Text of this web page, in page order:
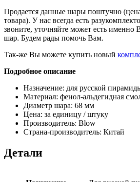
Продается данные шары поштучно
товара). У нас всегда есть
звоните, уточняйте может есть
шар. Будем рады помочь Вам.
Так-же Вы можете купить новый
Подробное описание
Назначение: для русской
Материал: фенол-альдегидная
Диаметр шара: 68 мм
Цена: за единицу / штуку
Производитель: Blow
Страна-производитель: Китай
Детали